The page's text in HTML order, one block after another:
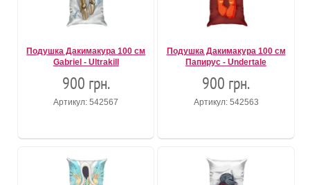
Подушка Дакимакура 100 см
Gabriel - Ultrakill
900 грн.
Артикул: 542567
Подушка Дакимакура 100 см
Папирус - Undertale
900 грн.
Артикул: 542563